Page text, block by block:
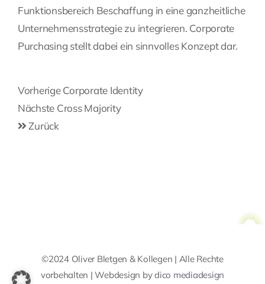
Funktionsbereich Beschaffung in eine ganzheitliche
Unternehmensstrategie zu integrieren. Corporate
Purchasing stellt dabei ein sinnvolles Konzept dar.
Beitragsnavigation
Vorherige
Post
Vorherige Corporate Identity
Nächste
Post
Nächste Cross Majority
Zurück
©2024 Oliver Bletgen & Kollegen | Alle Rechte
vorbehalten | Webdesign bydico mediadesign